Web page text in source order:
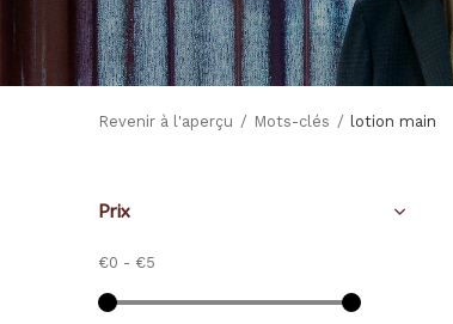
Revenir à l'aperçu Mots-clés lotion main
Prix
€0 - €5